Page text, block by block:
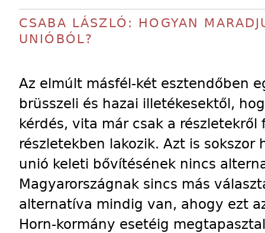
CSABA LÁSZLÓ: HOGYAN
UNIÓBÓL?
Az elmúlt másfél-két esztendőben
brüsszeli és hazai illetékesektől,
kérdés, vita már csak a
részletekben lakozik. Azt is
unió keleti bővítésének nincs
Magyarországnak sincs más
alternatíva mindig van, ahogy ezt
Horn-kormány esetéig